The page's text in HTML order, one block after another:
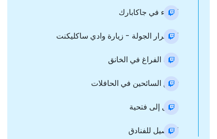
الغداء في جاكابارك
استمرار الجولة - زيارة وادي ساكليكنت
وقت الفراغ في الخانق
تجمع السائحين في الحافلات
رحيل إلى فتحية
التوصيل للفنادق